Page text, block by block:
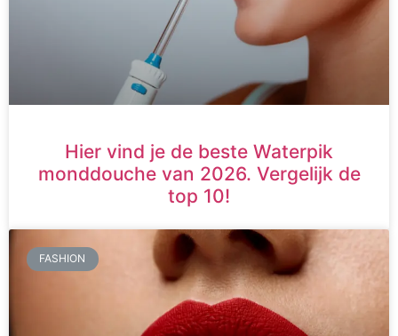
Hier vind je de beste Waterpik
monddouche van 2026. Vergelijk de
top 10!
FASHION